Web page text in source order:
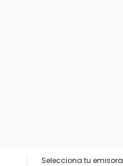
Selecciona tu emisora